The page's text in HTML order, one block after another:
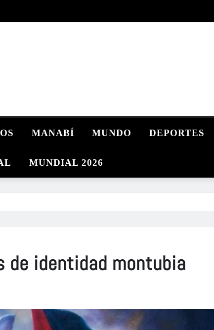
MANABÍ MUNDO DEPORTES
MUNDIAL 2026
de identidad montubia